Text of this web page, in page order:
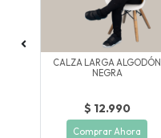
CALZA LARGA ALGODÓN
NEGRA
$ 12.990
Comprar Ahora